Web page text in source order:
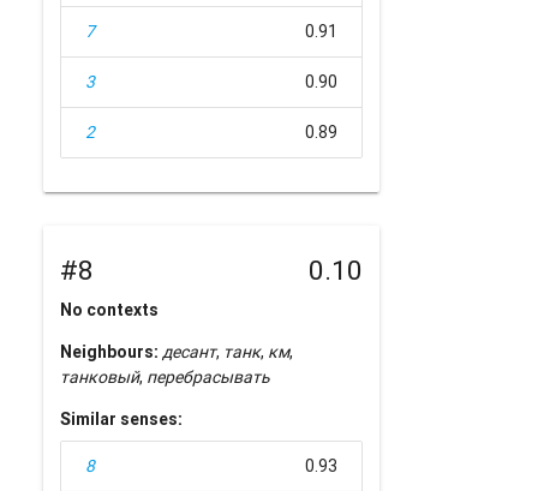
7 0.91
3 0.90
2 0.89
#8 0.10
No contexts
Neighbours: десант, танк, км,
танковый, перебрасывать
Similar senses:
8 0.93